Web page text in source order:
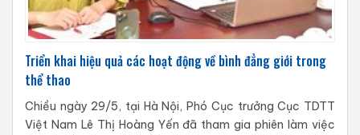
Triển khai hiệu quả các hoạt động về bình đẳng giới trong
thể thao
Chiều ngày 29/5, tại Hà Nội, Phó Cục trưởng Cục TDTT
Việt Nam Lê Thị Hoàng Yến đã tham gia phiên làm việc